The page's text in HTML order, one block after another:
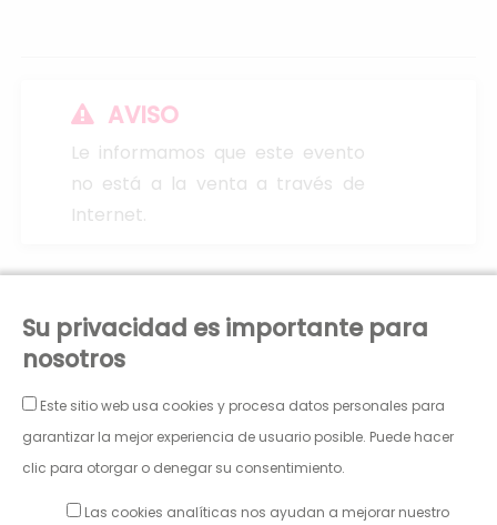
AVISO
Le informamos que este evento
no está a la venta a través de
Internet.
PATRONATO MUNICIPAL DE ARTES ESCÉNICAS Y DE LA
IMAGEN
PLAZA JOSÉ SINUES, 2.
50001 Zaragoza
teatroprincipal@pmaei.es
reservados,2026
Política de Privacidad
Su privacidad es importante para
nosotros
Este sitio web usa cookies y procesa datos personales para
garantizar la mejor experiencia de usuario posible. Puede hacer
clic para otorgar o denegar su consentimiento.
Las cookies analíticas nos ayudan a mejorar nuestro